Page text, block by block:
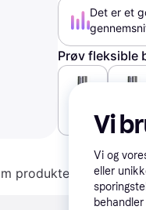
Det er et
Prøv fleksible
46 kr. 44 kr.
produktet
Vi
Vi og
eller